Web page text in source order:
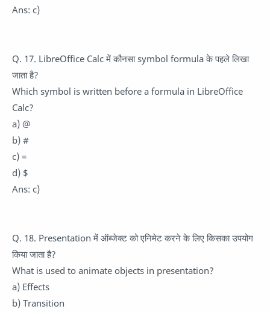
Ans: c)
Q. 17. LibreOffice Calc में कौनसा symbol formula के पहले लिखा
जाता है?
Which symbol is written before a formula in LibreOffice
Calc?
a) @
b) #
c) =
d) $
Ans: c)
Q. 18. Presentation में ऑब्जेक्ट को एनिमेट करने के लिए किसका उपयोग
किया जाता है?
What is used to animate objects in presentation?
a) Effects
b) Transition